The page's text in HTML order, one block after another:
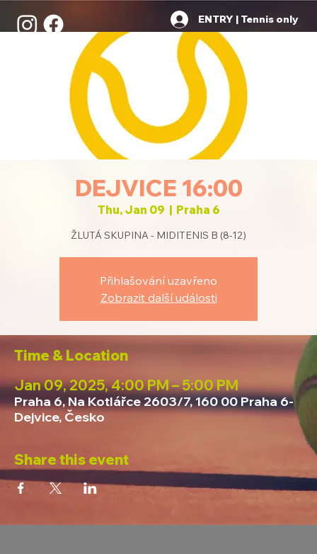
ENTRY | Tennis only
DEJVICE 16:00
Thu, Jan 09
  |
Praha 6
ŽLUTÁ SKUPINA - MIDITENIS B (8-12)
Přihlašování uzavřeno
Zobrazit další události
Time & Location
Jan 09, 2025, 4:00 PM – 5:00 PM
Praha 6, Na Kotlářce 2603/7, 160 00 Praha 6-
Dejvice, Česko
Share this event